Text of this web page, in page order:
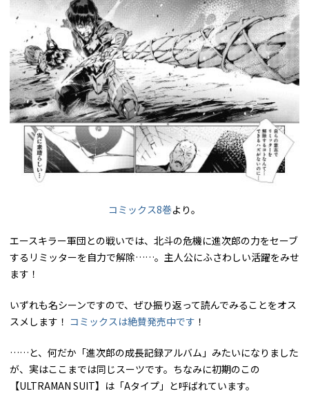
コミックス8巻より。
エースキラー軍団との戦いでは、北斗の危機に進次郎の力をセーブ
するリミッターを自力で解除……。主人公にふさわしい活躍をみせ
ます！
いずれも名シーンですので、ぜひ振り返って読んでみることをオス
スメします！ コミックスは絶賛発売中です ！
……と、何だか「進次郎の成長記録アルバム」みたいになりました
が、実はここまでは同じスーツです。ちなみに初期のこの
【ULTRAMAN SUIT】は「Aタイプ」と呼ばれています。